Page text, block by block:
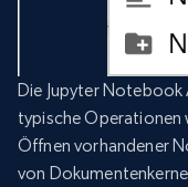
Die Jupyter
typische Operationen
Öffnen vorhandener
von